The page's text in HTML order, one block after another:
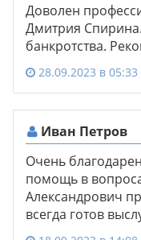
Доволен
Дмитрия
банкротства.
28.09.2023 в 05:33
Иван Петров
Очень
помощь в
Александрович
всегда готов